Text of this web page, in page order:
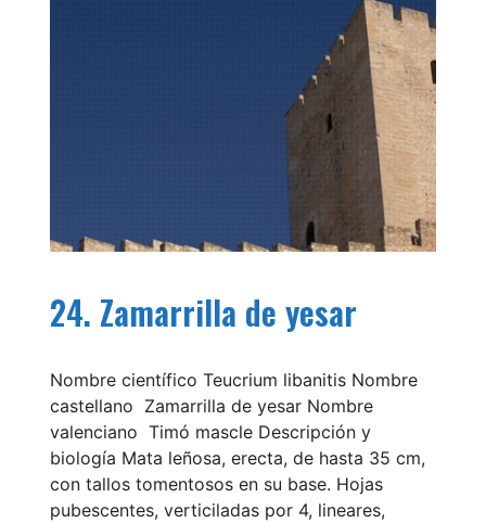
24. Zamarrilla de yesar
Nombre científico Teucrium libanitis Nombre
castellano Zamarrilla de yesar Nombre
valenciano Timó mascle Descripción y
biología Mata leñosa, erecta, de hasta 35 cm,
con tallos tomentosos en su base. Hojas
pubescentes, verticiladas por 4, lineares,